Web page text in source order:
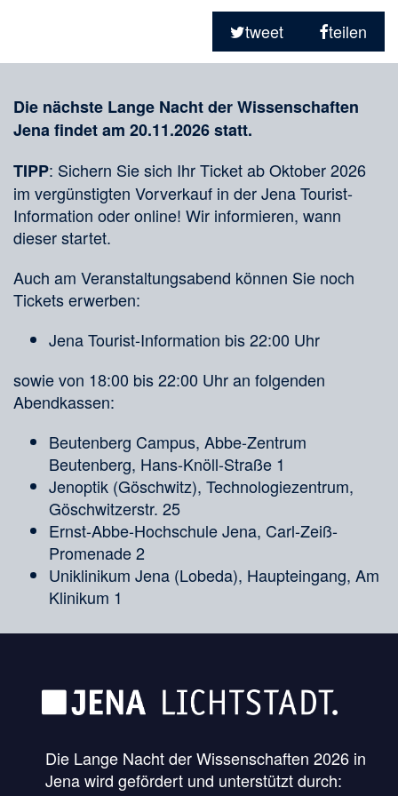
tweet
teilen
Die nächste Lange Nacht der Wissenschaften
Jena findet am 20.11.2026 statt.
TIPP: Sichern Sie sich Ihr Ticket ab Oktober 2026
im vergünstigten Vorverkauf in der Jena Tourist-
Information oder online! Wir informieren, wann
dieser startet.
Auch am Veranstaltungsabend können Sie noch
Tickets erwerben:
Jena Tourist-Information bis 22:00 Uhr
sowie von 18:00 bis 22:00 Uhr an folgenden
Abendkassen:
Beutenberg Campus, Abbe-Zentrum
Beutenberg, Hans-Knöll-Straße 1
Jenoptik (Göschwitz), Technologiezentrum,
Göschwitzerstr. 25
Ernst-Abbe-Hochschule Jena, Carl-Zeiß-
Promenade 2
Uniklinikum Jena (Lobeda), Haupteingang, Am
Klinikum 1
Die Lange Nacht der Wissenschaften 2026 in
Jena wird gefördert und unterstützt durch: